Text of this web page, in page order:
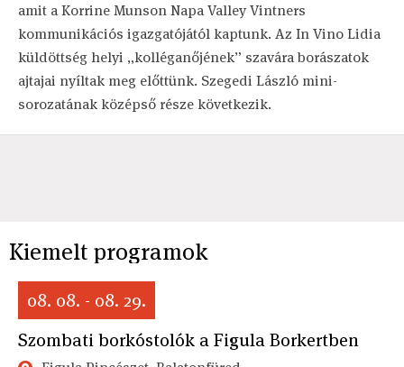
amit a Korrine Munson Napa Valley Vintners
kommunikációs igazgatójától kaptunk. Az In Vino Lidia
küldöttség helyi „kolléganőjének” szavára borászatok
ajtajai nyíltak meg előttünk. Szegedi László mini-
sorozatának középső része következik.
Kiemelt programok
08. 08. - 08. 29.
Szombati borkóstolók a Figula Borkertben